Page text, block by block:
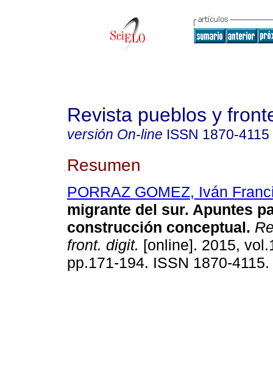
Revista pueblos y
versión On-line ISSN 1870-4115
Resumen
PORRAZ GOMEZ, Iván
migrante del sur. Apuntes
construcción conceptual.
front. digit. [online]. 2015,
pp.171-194. ISSN 1870-4115.